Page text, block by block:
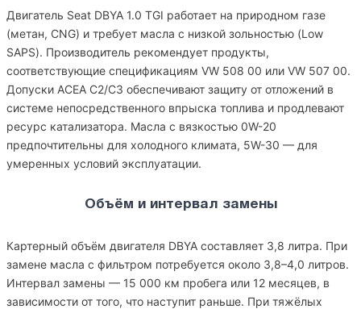
Двигатель Seat DBYA 1.0 TGI работает на природном газе
(метан, CNG) и требует масла с низкой зольностью (Low
SAPS). Производитель рекомендует продукты,
соответствующие спецификациям VW 508 00 или VW 507 00.
Допуски ACEA C2/C3 обеспечивают защиту от отложений в
системе непосредственного впрыска топлива и продлевают
ресурс катализатора. Масла с вязкостью 0W-20
предпочтительны для холодного климата, 5W-30 — для
умеренных условий эксплуатации.
Объём и интервал замены
Картерный объём двигателя DBYA составляет 3,8 литра. При
замене масла с фильтром потребуется около 3,8–4,0 литров.
Интервал замены — 15 000 км пробега или 12 месяцев, в
зависимости от того, что наступит раньше. При тяжёлых